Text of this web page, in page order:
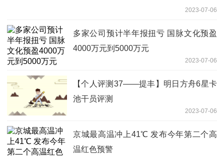
2023-07-06
多家公司预计半年报扭亏 国脉文化预盈
4000万元到5000万元
2023-07-06
【个人评测37——提丰】明日方舟6星卡
池干员评测
2023-07-06
京城最高温冲上41℃ 发布今年第二个高
温红色预警